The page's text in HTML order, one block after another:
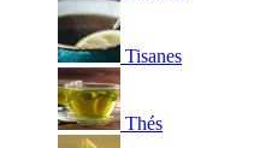
Tisanes
Thés